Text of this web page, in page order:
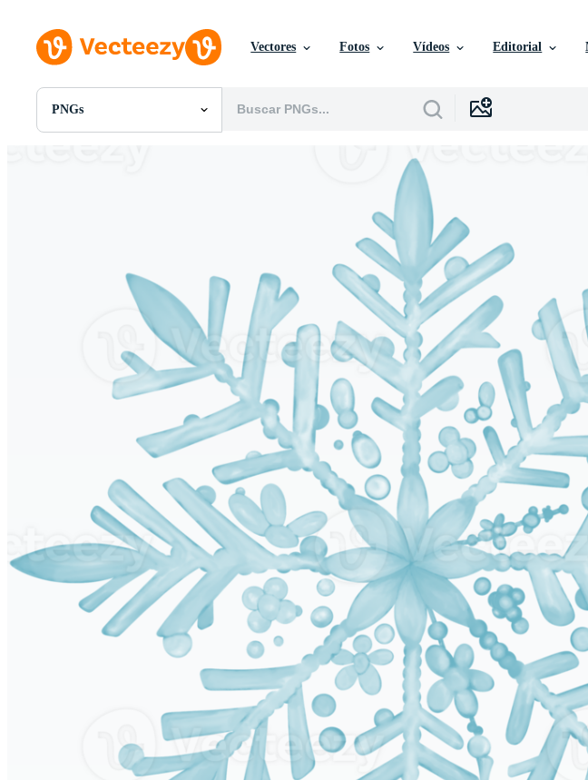
Vectores Fotos Vídeos Editorial
PNGs
Todas Imágenes
Gráficos en Movimiento
Imágenes Editoriales
Eventos Editoriales